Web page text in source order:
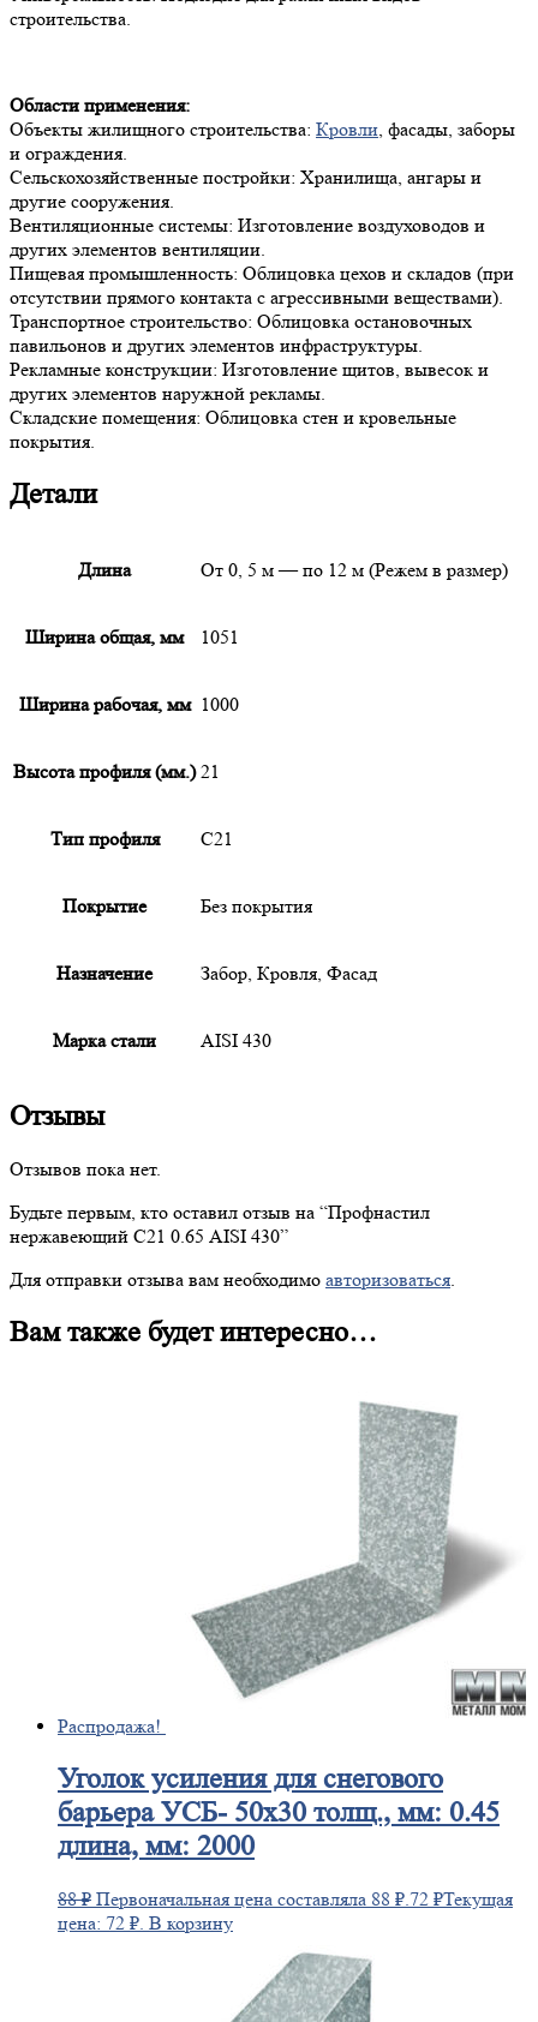
строительства.
Области применения:
Объекты жилищного строительства: Кровли, фасады, заборы
и ограждения.
Сельскохозяйственные постройки: Хранилища, ангары и
другие сооружения.
Вентиляционные системы: Изготовление воздуховодов и
других элементов вентиляции.
Пищевая промышленность: Облицовка цехов и складов (при
отсутствии прямого контакта с агрессивными веществами).
Транспортное строительство: Облицовка остановочных
павильонов и других элементов инфраструктуры.
Рекламные конструкции: Изготовление щитов, вывесок и
других элементов наружной рекламы.
Складские помещения: Облицовка стен и кровельные
покрытия.
Детали
Длина От 0, 5 м — по 12 м (Режем в размер)
Ширина общая, мм 1051
Ширина рабочая, мм 1000
Высота профиля (мм.) 21
Тип профиля С21
Покрытие Без покрытия
Назначение Забор, Кровля, Фасад
Марка стали AISI 430
Отзывы
Отзывов пока нет.
Будьте первым, кто оставил отзыв на “Профнастил
нержавеющий С21 0.65 AISI 430”
Для отправки отзыва вам необходимо авторизоваться
Вам также будет интересно…
Распродажа!
Уголокусиления для снегового
барьера УСБ- 50х30 толщ., мм: 0.45
длина, мм: 2000
88₽ Первоначальная цена составляла 88 ₽.72 ₽Текущая
цена: 72 ₽. В корзину